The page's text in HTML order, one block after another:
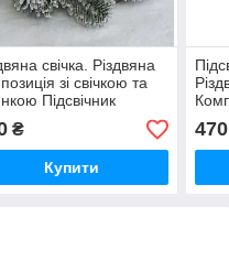
свічка. Різдвяна
зі свічкою та
Підсвічник
Різдвяний
₴
Купити
470